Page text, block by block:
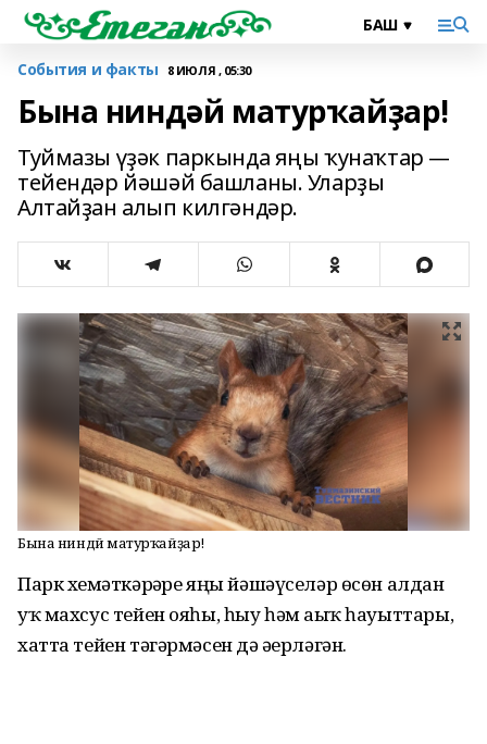
События и факты 8 ИЮЛЯ , 05:30
Бына ниндәй матурҡайҙар!
Туймазы үҙәк паркында яңы ҡунаҡтар —
тейендәр йәшәй башланы. Уларҙы
Алтайҙан алып килгәндәр.
Бына ниндәй матурҡайҙар!
Парк хеҙмәткәрҙәре яңы йәшәүселәр өсөн алдан
уҡ махсус тейен ояһы, һыу һәм аҙыҡ һауыттары,
хатта тейен тәгәрмәсен дә әҙерләгән.